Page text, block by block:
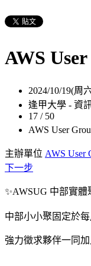
AWS
2024/10/19(周
逢甲大學 - 資
17 / 50
AWS User
主辦單位 AWS User
下一步
✨AWSUG 中部實體
中部小小聚固定於
強力徵求夥伴一同加